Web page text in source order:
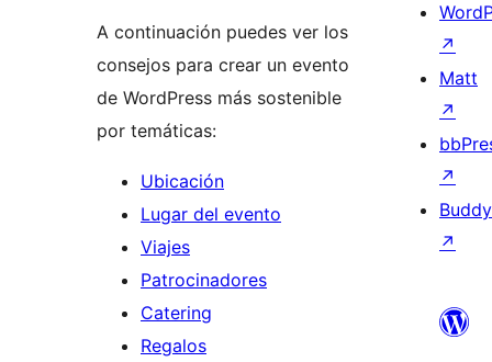
A continuación puedes ver los
consejos para crear un evento
de WordPress más sostenible
por temáticas:
Ubicación
Lugar del evento
Viajes
Patrocinadores
Catering
Regalos
↗
Matt
↗
↗
↗